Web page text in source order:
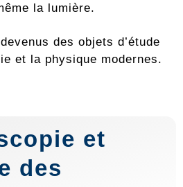
la lumière.
des objets d’étude
et la physique modernes.
et
des